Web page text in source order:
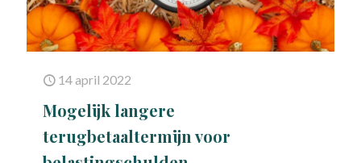
14 april 2022
Mogelijk langere
terugbetaaltermijn voor